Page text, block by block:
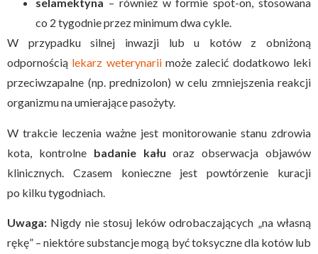
co 2 tygodnie przez minimum dwa cykle.
W przypadku silnej inwazji lub u kotów z obniżoną
odpornością lekarz weterynariimoże zalecić dodatkowo leki
przeciwzapalne (np. prednizolon) w celu zmniejszenia reakcji
organizmu na umierające pasożyty.
W trakcie leczenia ważne jest monitorowanie stanu zdrowia
kota, kontrolne badanie kału oraz obserwacja objawów
klinicznych. Czasem konieczne jest powtórzenie kuracji
po kilku tygodniach.
Uwaga: Nigdy nie stosuj leków odrobaczających „na własną
rękę” – niektóre substancje mogą być toksyczne dla kotów lub